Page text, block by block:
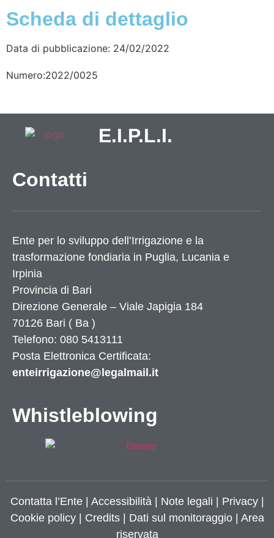
Scheda di dettaglio
Data di pubblicazione: 24/02/2022
Numero:2022/0025
E.I.P.L.I.
Contatti
Ente per lo sviluppo dell’Irrigazione e la
trasformazione fondiaria in Puglia, Lucania e
Irpinia
Provincia di Bari
Direzione Generale – Viale Japigia 184
70126 Bari ( Ba )
Telefono: 080 5413111
Posta Elettronica Certificata:
enteirrigazione@legalmail.it
Whistleblowing
Contatta l’Ente| Accessibilità | Note legali | Privacy|
Cookie policy| Credits| Dati sul monitoraggio | Area
riservata